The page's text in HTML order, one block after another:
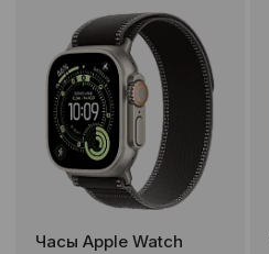
Часы Apple Watch